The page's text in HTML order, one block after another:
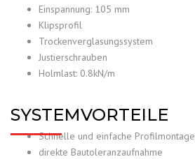
Einspannung: 105 mm
Klipsprofil
Trockenverglasungssystem
Justierschrauben
Holmlast: 0.8kN/m
SYSTEMVORTEILE
Schnelle und einfache Profilmontage
direkte Bautoleranzaufnahme